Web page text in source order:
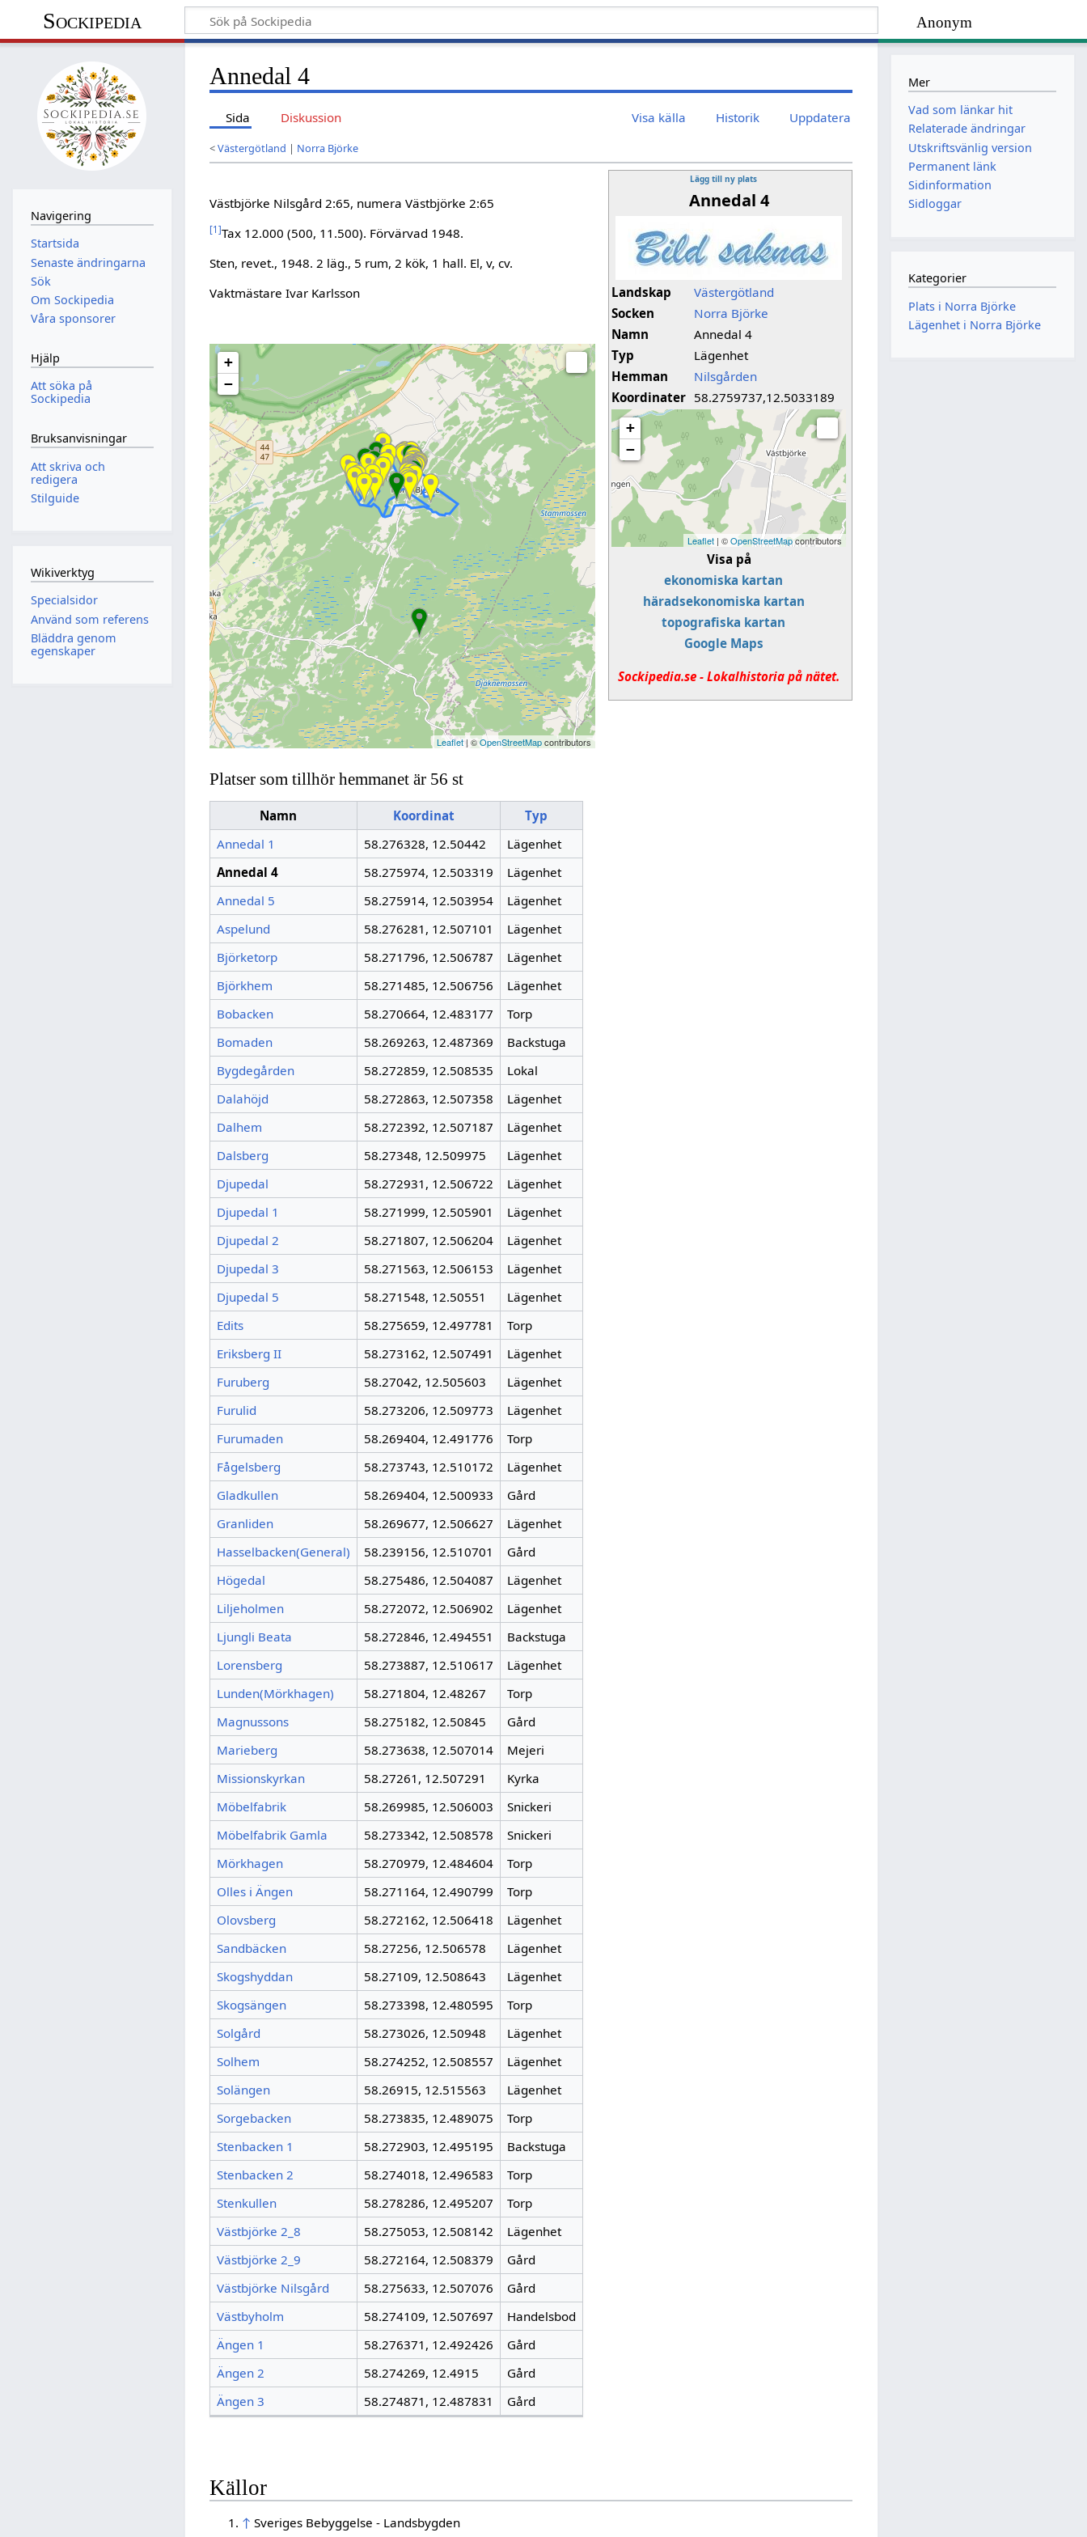
Anonym
Sockipedia
Annedal 4
Sida Diskussion Visa källa Historik Uppdatera
<Västergötland | Norra Björke
Lägg till ny plats
Annedal 4
Landskap
Västergötland
Socken
Norra Björke
Namn
Annedal 4
Typ
Lägenhet
Hemman
Nilsgården
Koordinater 58.2759737,12.5033189
+
−
Leaflet | ©OpenStreetMapcontributors
Visa på
ekonomiska kartan
häradsekonomiska kartan
topografiska kartan
Google Maps
Sockipedia.se - Lokalhistoria på nätet.
Västbjörke Nilsgård 2:65, numera Västbjörke 2:65
[1]Tax 12.000 (500, 11.500). Förvärvad 1948.
Sten, revet., 1948. 2 läg., 5 rum, 2 kök, 1 hall. El, v, cv.
Vaktmästare Ivar Karlsson
+
−
Leaflet | ©OpenStreetMapcontributors
Platser som tillhör hemmanet är 56 st
Namn Koordinat
Typ
Annedal 1
58.276328, 12.50442
Lägenhet
Annedal 4
58.275974, 12.503319
Lägenhet
Annedal 5
58.275914, 12.503954
Lägenhet
Aspelund
58.276281, 12.507101
Lägenhet
Björketorp
58.271796, 12.506787
Lägenhet
Björkhem
58.271485, 12.506756
Lägenhet
Bobacken
58.270664, 12.483177
Torp
Bomaden
58.269263, 12.487369
Backstuga
Bygdegården
58.272859, 12.508535
Lokal
Dalahöjd
58.272863, 12.507358
Lägenhet
Dalhem
58.272392, 12.507187
Lägenhet
Dalsberg
58.27348, 12.509975
Lägenhet
Djupedal
58.272931, 12.506722
Lägenhet
Djupedal 1
58.271999, 12.505901
Lägenhet
Djupedal 2
58.271807, 12.506204
Lägenhet
Djupedal 3
58.271563, 12.506153
Lägenhet
Djupedal 5
58.271548, 12.50551
Lägenhet
Edits
58.275659, 12.497781
Torp
Eriksberg II
58.273162, 12.507491
Lägenhet
Furuberg
58.27042, 12.505603
Lägenhet
Furulid
58.273206, 12.509773
Lägenhet
Furumaden
58.269404, 12.491776
Torp
Fågelsberg
58.273743, 12.510172
Lägenhet
Gladkullen
58.269404, 12.500933
Gård
Granliden
58.269677, 12.506627
Lägenhet
Hasselbacken(General)
58.239156, 12.510701
Gård
Högedal
58.275486, 12.504087
Lägenhet
Liljeholmen
58.272072, 12.506902
Lägenhet
Ljungli Beata
58.272846, 12.494551
Backstuga
Lorensberg
58.273887, 12.510617
Lägenhet
Lunden(Mörkhagen)
58.271804, 12.48267
Torp
Magnussons
58.275182, 12.50845
Gård
Marieberg
58.273638, 12.507014
Mejeri
Missionskyrkan
58.27261, 12.507291
Kyrka
Möbelfabrik
58.269985, 12.506003
Snickeri
Möbelfabrik Gamla
58.273342, 12.508578
Snickeri
Mörkhagen
58.270979, 12.484604
Torp
Olles i Ängen
58.271164, 12.490799
Torp
Olovsberg
58.272162, 12.506418
Lägenhet
Sandbäcken
58.27256, 12.506578
Lägenhet
Skogshyddan
58.27109, 12.508643
Lägenhet
Skogsängen
58.273398, 12.480595
Torp
Solgård
58.273026, 12.50948
Lägenhet
Solhem
58.274252, 12.508557
Lägenhet
Solängen
58.26915, 12.515563
Lägenhet
Sorgebacken
58.273835, 12.489075
Torp
Stenbacken 1
58.272903, 12.495195
Backstuga
Stenbacken 2
58.274018, 12.496583
Torp
Stenkullen
58.278286, 12.495207
Torp
Västbjörke 2_8
58.275053, 12.508142
Lägenhet
Västbjörke 2_9
58.272164, 12.508379
Gård
Västbjörke Nilsgård
58.275633, 12.507076
Gård
Västbyholm
58.274109, 12.507697
Handelsbod
Ängen 1
58.276371, 12.492426
Gård
Ängen 2
58.274269, 12.4915
Gård
Ängen 3
58.274871, 12.487831 Gård
Källor
↑ Sveriges Bebyggelse - Landsbygden
Navigering
Startsida
Senaste ändringarna
Sök
Om Sockipedia
Våra sponsorer
Hjälp
Att söka på
Sockipedia
Bruksanvisningar
Att skriva och
redigera
Stilguide
Wikiverktyg
Specialsidor
Använd som referens
Bläddra genom
egenskaper
Mer
Vad som länkar hit
Relaterade ändringar
Utskriftsvänlig version
Permanent länk
Sidinformation
Sidloggar
Kategorier
Plats i Norra Björke
Lägenhet i Norra Björke